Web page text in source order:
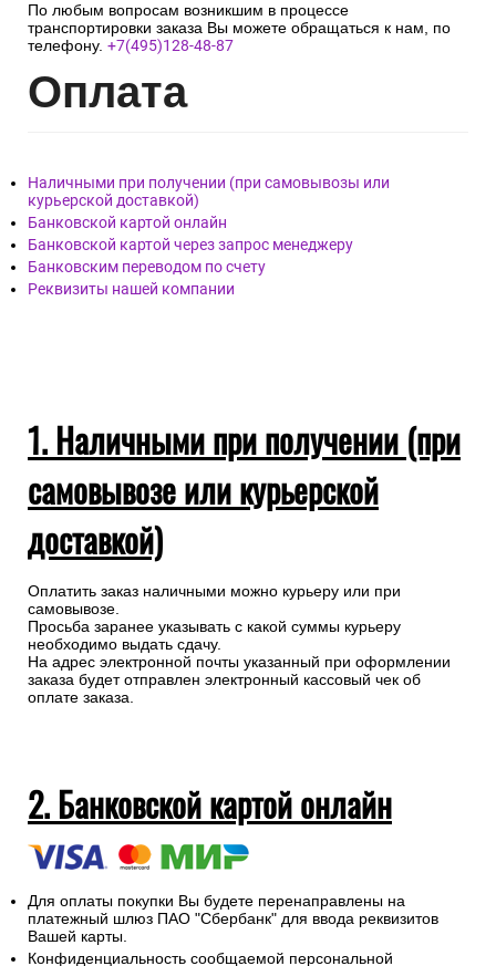
По любым вопросам возникшим в процессе
транспортировки заказа Вы можете обращаться к нам, по
телефону. +7(495)128-48-87
Оплата
Наличными при получении (при самовывозы или
курьерской доставкой)
Банковской картой онлайн
Банковской картой через запрос менеджеру
Банковским переводом по счету
Реквизиты нашей компании
1. Наличными при получении (при
самовывозе или курьерской
доставкой)
Оплатить заказ наличными можно курьеру или при
самовывозе.
Просьба заранее указывать с какой суммы курьеру
необходимо выдать сдачу.
На адрес электронной почты указанный при оформлении
заказа будет отправлен электронный кассовый чек об
оплате заказа.
2. Банковской картой онлайн
Для оплаты покупки Вы будете перенаправлены на
платежный шлюз ПАО "Сбербанк" для ввода реквизитов
Вашей карты.
Конфиденциальность сообщаемой персональной